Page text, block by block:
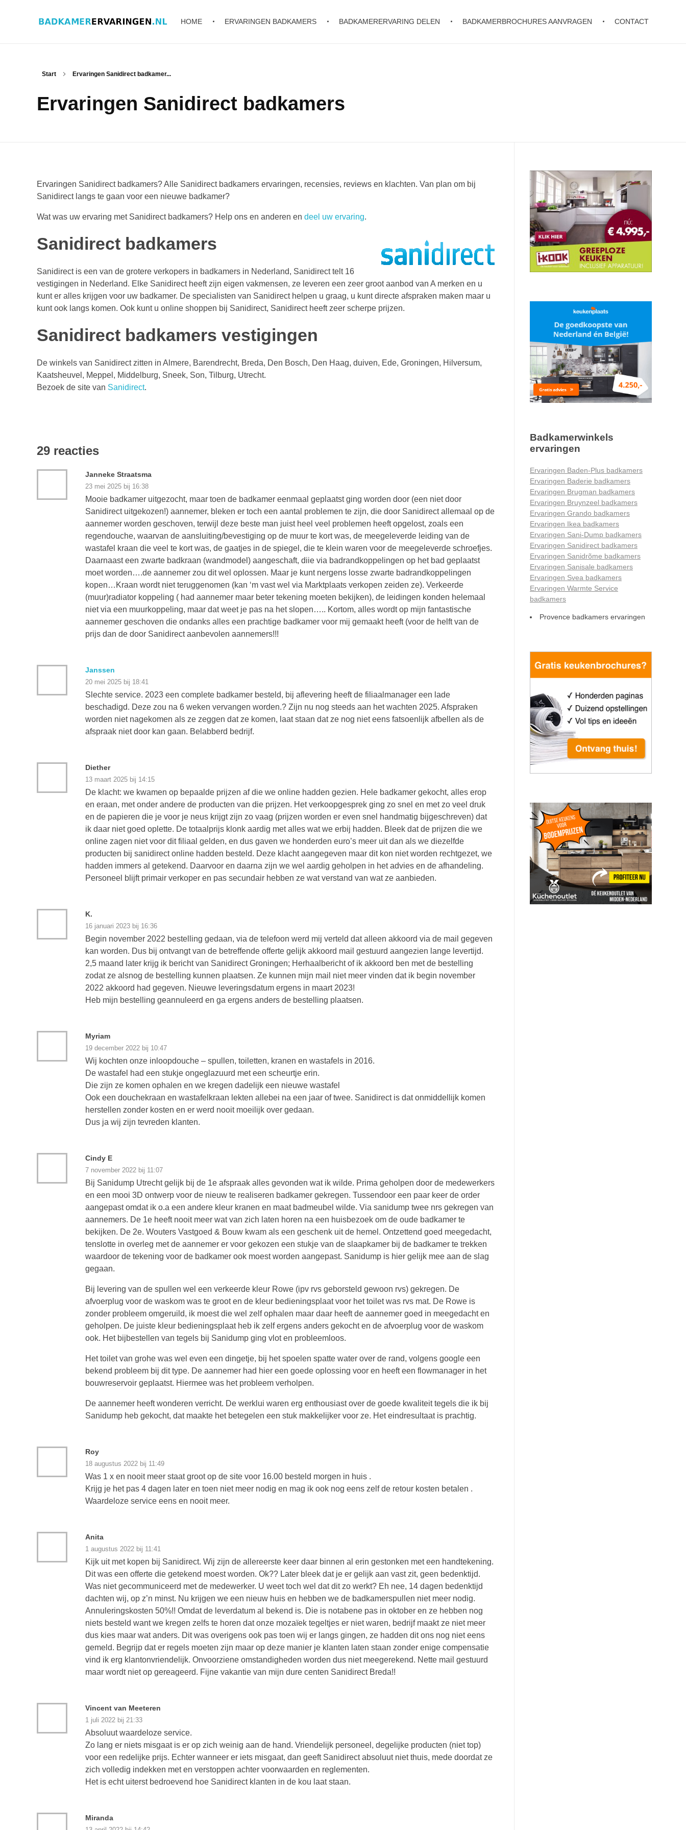
HOME ERVARINGEN BADKAMERS BADKAMERERVARING DELEN BADKAMERBROCHURES AANVRAGEN CONTACT
Start Ervaringen Sanidirect badkamer...
Ervaringen Sanidirect badkamers
Ervaringen Sanidirect badkamers? Alle Sanidirect badkamers ervaringen, recensies, reviews en klachten. Van plan om bij
Sanidirect langs te gaan voor een nieuwe badkamer?
Wat was uw ervaring met Sanidirect badkamers? Help ons en anderen en deel uw ervaring.
Sanidirect badkamers
Sanidirect is een van de grotere verkopers in badkamers in Nederland, Sanidirect telt 16
vestigingen in Nederland. Elke Sanidirect heeft zijn eigen vakmensen, ze leveren een zeer groot aanbod van A merken en u
kunt er alles krijgen voor uw badkamer. De specialisten van Sanidirect helpen u graag, u kunt directe afspraken maken maar u
kunt ook langs komen. Ook kunt u online shoppen bij Sanidirect, Sanidirect heeft zeer scherpe prijzen.
Sanidirect badkamers vestigingen
De winkels van Sanidirect zitten in Almere, Barendrecht, Breda, Den Bosch, Den Haag, duiven, Ede, Groningen, Hilversum,
Kaatsheuvel, Meppel, Middelburg, Sneek, Son, Tilburg, Utrecht.
Bezoek de site van Sanidirect.
29 reacties
Janneke Straatsma
23 mei 2025 bij 16:38
Mooie badkamer uitgezocht, maar toen de badkamer eenmaal geplaatst ging worden door (een niet door
Sanidirect uitgekozen!) aannemer, bleken er toch een aantal problemen te zijn, die door Sanidirect allemaal op de
aannemer worden geschoven, terwijl deze beste man juist heel veel problemen heeft opgelost, zoals een
regendouche, waarvan de aansluiting/bevestiging op de muur te kort was, de meegeleverde leiding van de
wastafel kraan die veel te kort was, de gaatjes in de spiegel, die te klein waren voor de meegeleverde schroefjes.
Daarnaast een zwarte badkraan (wandmodel) aangeschaft, diie via badrandkoppelingen op het bad geplaatst
moet worden….de aannemer zou dit wel oplossen. Maar je kunt nergens losse zwarte badrandkoppelingen
kopen…Kraan wordt niet teruggenomen (kan ‘m vast wel via Marktplaats verkopen zeiden ze). Verkeerde
(muur)radiator koppeling ( had aannemer maar beter tekening moeten bekijken), de leidingen konden helemaal
niet via een muurkoppeling, maar dat weet je pas na het slopen….. Kortom, alles wordt op mijn fantastische
aannemer geschoven die ondanks alles een prachtige badkamer voor mij gemaakt heeft (voor de helft van de
prijs dan de door Sanidirect aanbevolen aannemers!!!
Janssen
20 mei 2025 bij 18:41
Slechte service. 2023 een complete badkamer besteld, bij aflevering heeft de filiaalmanager een lade
beschadigd. Deze zou na 6 weken vervangen worden.? Zijn nu nog steeds aan het wachten 2025. Afspraken
worden niet nagekomen als ze zeggen dat ze komen, laat staan dat ze nog niet eens fatsoenlijk afbellen als de
afspraak niet door kan gaan. Belabberd bedrijf.
Diether
13 maart 2025 bij 14:15
De klacht: we kwamen op bepaalde prijzen af die we online hadden gezien. Hele badkamer gekocht, alles erop
en eraan, met onder andere de producten van die prijzen. Het verkoopgesprek ging zo snel en met zo veel druk
en de papieren die je voor je neus krijgt zijn zo vaag (prijzen worden er even snel handmatig bijgeschreven) dat
ik daar niet goed oplette. De totaalprijs klonk aardig met alles wat we erbij hadden. Bleek dat de prijzen die we
online zagen niet voor dit filiaal gelden, en dus gaven we honderden euro’s meer uit dan als we diezelfde
producten bij sanidirect online hadden besteld. Deze klacht aangegeven maar dit kon niet worden rechtgezet, we
hadden immers al getekend. Daarvoor en daarna zijn we wel aardig geholpen in het advies en de afhandeling.
Personeel blijft primair verkoper en pas secundair hebben ze wat verstand van wat ze aanbieden.
K.
16 januari 2023 bij 16:36
Begin november 2022 bestelling gedaan, via de telefoon werd mij verteld dat alleen akkoord via de mail gegeven
kan worden. Dus bij ontvangt van de betreffende offerte gelijk akkoord mail gestuurd aangezien lange levertijd.
2,5 maand later krijg ik bericht van Sanidirect Groningen; Herhaalbericht of ik akkoord ben met de bestelling
zodat ze alsnog de bestelling kunnen plaatsen. Ze kunnen mijn mail niet meer vinden dat ik begin november
2022 akkoord had gegeven. Nieuwe leveringsdatum ergens in maart 2023!
Heb mijn bestelling geannuleerd en ga ergens anders de bestelling plaatsen.
Myriam
19 december 2022 bij 10:47
Wij kochten onze inloopdouche – spullen, toiletten, kranen en wastafels in 2016.
De wastafel had een stukje ongeglazuurd met een scheurtje erin.
Die zijn ze komen ophalen en we kregen dadelijk een nieuwe wastafel
Ook een douchekraan en wastafelkraan lekten allebei na een jaar of twee. Sanidirect is dat onmiddellijk komen
herstellen zonder kosten en er werd nooit moeilijk over gedaan.
Dus ja wij zijn tevreden klanten.
Cindy E
7 november 2022 bij 11:07
Bij Sanidump Utrecht gelijk bij de 1e afspraak alles gevonden wat ik wilde. Prima geholpen door de medewerkers
en een mooi 3D ontwerp voor de nieuw te realiseren badkamer gekregen. Tussendoor een paar keer de order
aangepast omdat ik o.a een andere kleur kranen en maat badmeubel wilde. Via sanidump twee nrs gekregen van
aannemers. De 1e heeft nooit meer wat van zich laten horen na een huisbezoek om de oude badkamer te
bekijken. De 2e. Wouters Vastgoed & Bouw kwam als een geschenk uit de hemel. Ontzettend goed meegedacht,
tenslotte in overleg met de aannemer er voor gekozen een stukje van de slaapkamer bij de badkamer te trekken
waardoor de tekening voor de badkamer ook moest worden aangepast. Sanidump is hier gelijk mee aan de slag
gegaan.
Bij levering van de spullen wel een verkeerde kleur Rowe (ipv rvs geborsteld gewoon rvs) gekregen. De
afvoerplug voor de waskom was te groot en de kleur bedieningsplaat voor het toilet was rvs mat. De Rowe is
zonder probleem omgeruild, ik moest die wel zelf ophalen maar daar heeft de aannemer goed in meegedacht en
geholpen. De juiste kleur bedieningsplaat heb ik zelf ergens anders gekocht en de afvoerplug voor de waskom
ook. Het bijbestellen van tegels bij Sanidump ging vlot en probleemloos.
Het toilet van grohe was wel even een dingetje, bij het spoelen spatte water over de rand, volgens google een
bekend probleem bij dit type. De aannemer had hier een goede oplossing voor en heeft een flowmanager in het
bouwreservoir geplaatst. Hiermee was het probleem verholpen.
De aannemer heeft wonderen verricht. De werklui waren erg enthousiast over de goede kwaliteit tegels die ik bij
Sanidump heb gekocht, dat maakte het betegelen een stuk makkelijker voor ze. Het eindresultaat is prachtig.
Roy
18 augustus 2022 bij 11:49
Was 1 x en nooit meer staat groot op de site voor 16.00 besteld morgen in huis .
Krijg je het pas 4 dagen later en toen niet meer nodig en mag ik ook nog eens zelf de retour kosten betalen .
Waardeloze service eens en nooit meer.
Anita
1 augustus 2022 bij 11:41
Kijk uit met kopen bij Sanidirect. Wij zijn de allereerste keer daar binnen al erin gestonken met een handtekening.
Dit was een offerte die getekend moest worden. Ok?? Later bleek dat je er gelijk aan vast zit, geen bedenktijd.
Was niet gecommuniceerd met de medewerker. U weet toch wel dat dit zo werkt? Eh nee, 14 dagen bedenktijd
dachten wij, op z’n minst. Nu krijgen we een nieuw huis en hebben we de badkamerspullen niet meer nodig.
Annuleringskosten 50%!! Omdat de leverdatum al bekend is. Die is notabene pas in oktober en ze hebben nog
niets besteld want we kregen zelfs te horen dat onze mozaïek tegeltjes er niet waren, bedrijf maakt ze niet meer
dus kies maar wat anders. Dit was overigens ook pas toen wij er langs gingen, ze hadden dit ons nog niet eens
gemeld. Begrijp dat er regels moeten zijn maar op deze manier je klanten laten staan zonder enige compensatie
vind ik erg klantonvriendelijk. Onvoorziene omstandigheden worden dus niet meegerekend. Nette mail gestuurd
maar wordt niet op gereageerd. Fijne vakantie van mijn dure centen Sanidirect Breda!!
Vincent van Meeteren
1 juli 2022 bij 21:33
Absoluut waardeloze service.
Zo lang er niets misgaat is er op zich weinig aan de hand. Vriendelijk personeel, degelijke producten (niet top)
voor een redelijke prijs. Echter wanneer er iets misgaat, dan geeft Sanidirect absoluut niet thuis, mede doordat ze
zich volledig indekken met en verstoppen achter voorwaarden en reglementen.
Het is echt uiterst bedroevend hoe Sanidirect klanten in de kou laat staan.
Miranda
Badkamerwinkels
ervaringen
Ervaringen Baden-Plus badkamers
Ervaringen Baderie badkamers
Ervaringen Brugman badkamers
Ervaringen Bruynzeel badkamers
Ervaringen Grando badkamers
Ervaringen Ikea badkamers
Ervaringen Sani-Dump badkamers
Ervaringen Sanidirect badkamers
Ervaringen Sanidrõme badkamers
Ervaringen Sanisale badkamers
Ervaringen Svea badkamers
Ervaringen Warmte Service
badkamers
Provence badkamers ervaringen